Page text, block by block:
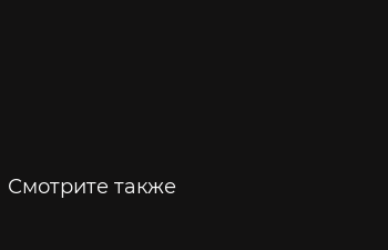
Смотрите также